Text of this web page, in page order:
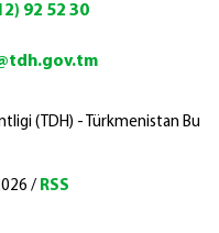
92 52 30
(TDH) - Türkmenistan Bu
/ RSS